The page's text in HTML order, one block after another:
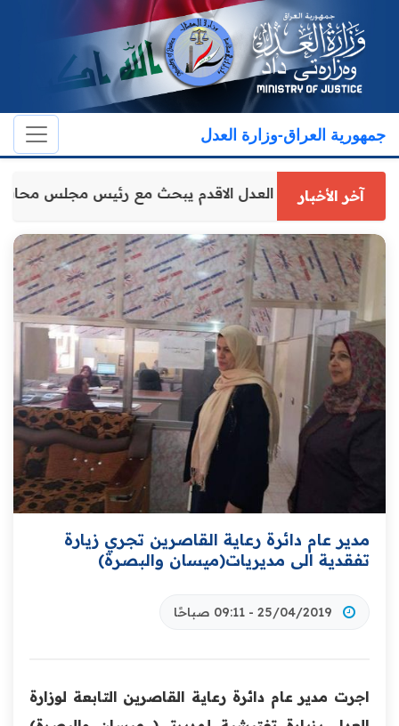
جمهورية العراق-وزارة العدل
آخر الأخباروكيل وزارة العدل الاقدم يبحث مع رئيس مجلس
مدير عام دائرة رعاية القاصرين تجري زيارة
تفقدية الى مديريات(ميسان والبصرة)
25/04/2019 - 09:11 صباحًا
اجرت مدير عام دائرة رعاية القاصرين التابعة لوزارة